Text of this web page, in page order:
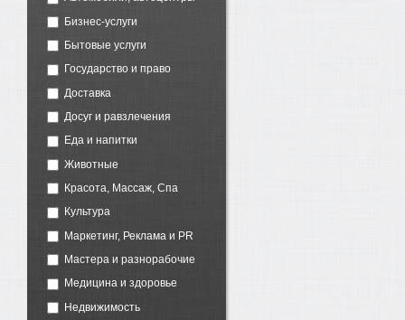
Бизнес-услуги
Бытовые услуги
Государство и право
Доставка
Досуг и равзлечения
Еда и напитки
Животные
Красота, Массаж, Спа
Культура
Маркетинг, Реклама и PR
Мастера и разнорабочие
Медицина и здоровье
Недвижимость